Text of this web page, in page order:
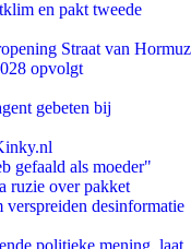
en pakt tweede
Straat van Hormuz
opvolgt
gebeten bij
gefaald als moeder"
ruzie over pakket
desinformatie
politieke mening, laat